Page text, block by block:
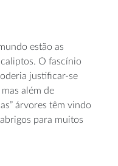
estão as
O fascínio
justificar-se
além de
árvores têm vindo
para muitos